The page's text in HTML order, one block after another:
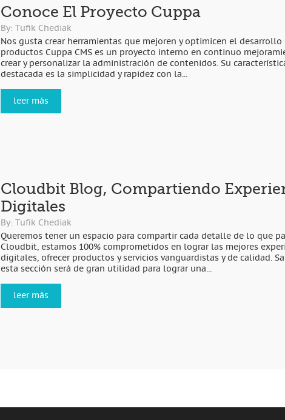
Conoce El Proyecto Cuppa
By: Tufik Chediak
Nos gusta crear herramientas que mejoren y optimicen el desarrollo
productos Cuppa CMS es un proyecto interno en continuo
crear y personalizar la administración de contenidos. Su
destacada es la simplicidad y rapidez con la...
leer más
Cloudbit Blog, Compartiendo
Digitales
By: Tufik Chediak
Queremos tener un espacio para compartir cada detalle de lo que
Cloudbit, estamos 100% comprometidos en lograr las mejores
digitales, ofrecer productos y servicios vanguardistas y de calidad.
esta sección será de gran utilidad para lograr una...
leer más